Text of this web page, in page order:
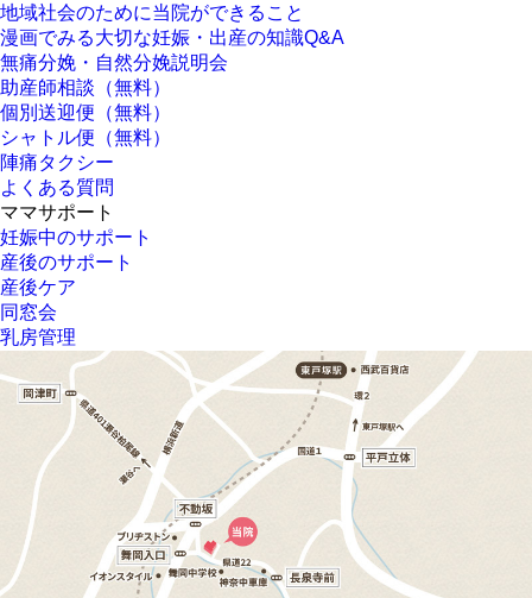
地域社会のために当院ができること
漫画でみる大切な妊娠・出産の知識Q&A
無痛分娩・自然分娩説明会
助産師相談（無料）
個別送迎便（無料）
シャトル便（無料）
陣痛タクシー
よくある質問
ママサポート
妊娠中のサポート
産後のサポート
産後ケア
同窓会
乳房管理